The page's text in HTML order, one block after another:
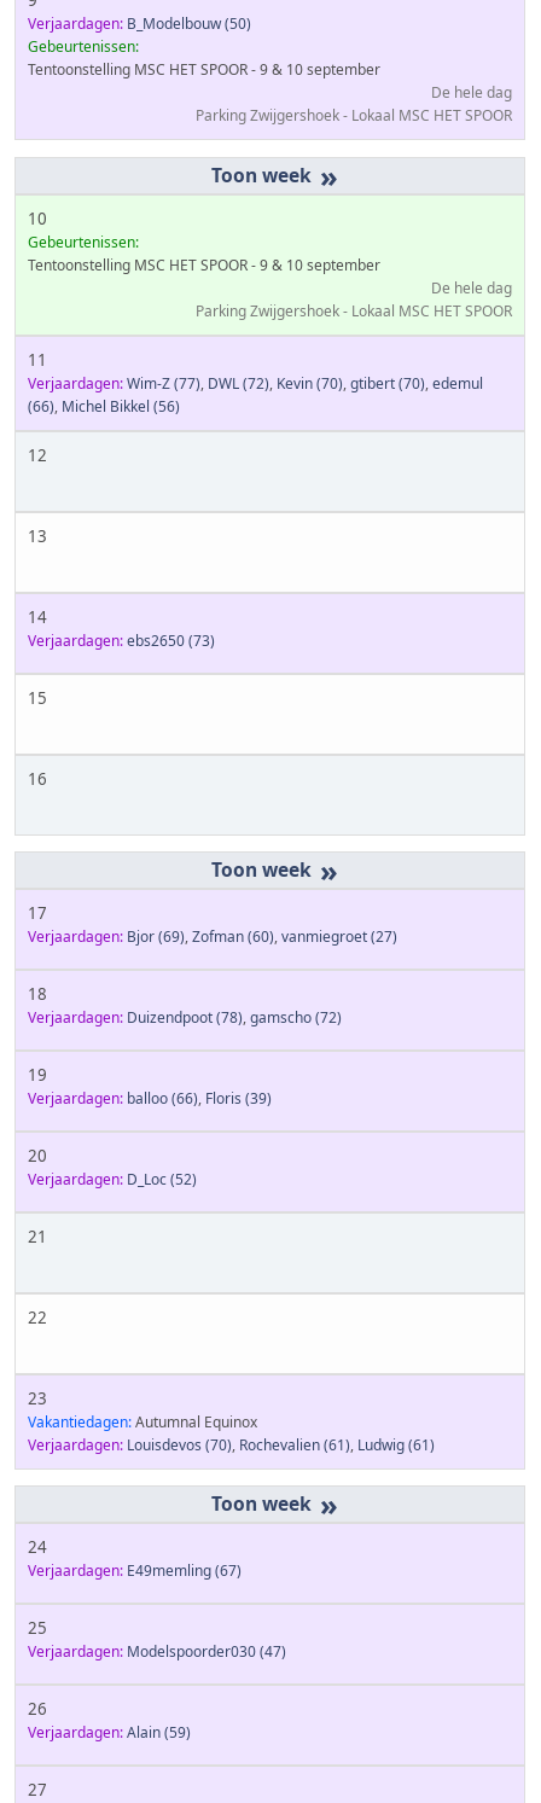
Verjaardagen: B_Modelbouw(50)
Gebeurtenissen:
Tentoonstelling MSC HET SPOOR - 9 & 10 september
De hele dag
Parking Zwijgershoek - Lokaal MSC HET SPOOR
»
10
Gebeurtenissen:
Tentoonstelling MSC HET SPOOR - 9 & 10 september
De hele dag
Parking Zwijgershoek - Lokaal MSC HET SPOOR
11
Verjaardagen:Wim-Z(77), DWL(72), Kevin(70),gtibert(70),edemul
(66), Michel Bikkel (56)
12
13
14
Verjaardagen:ebs2650(73)
15
16
»
17
Verjaardagen: Bjor(69),Zofman(60),vanmiegroet(27)
18
Verjaardagen: Duizendpoot(78),gamscho(72)
19
Verjaardagen: balloo(66), Floris (39)
20
Verjaardagen: D_Loc(52)
21
22
23
Vakantiedagen:Autumnal Equinox
Verjaardagen: Louisdevos (70), Rochevalien(61), Ludwig(61)
»
24
Verjaardagen: E49memling(67)
25
Verjaardagen: Modelspoorder030(47)
26
Verjaardagen:Alain(59)
27